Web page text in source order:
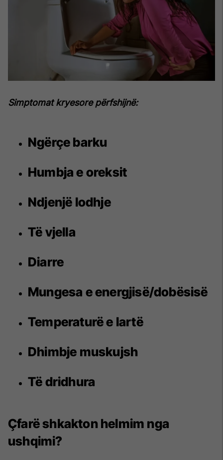
Simptomat kryesore përfshijnë:
Ngërçe barku
Humbja e oreksit
Ndjenjë lodhje
Të vjella
Diarre
Mungesa e energjisë/dobësisë
Temperaturë e lartë
Dhimbje muskujsh
Të dridhura
Çfarë shkakton helmim nga
ushqimi?